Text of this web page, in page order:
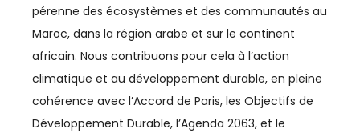
ASSOCIATIONS
AUTOMOBILE
BTP
pérenne des écosystèmes et des communautés au
Maroc, dans la région arabe et sur le continent
africain. Nous contribuons pour cela à l’action
climatique et au développement durable, en pleine
cohérence avec l’Accord de Paris, les Objectifs de
Développement Durable, l’Agenda 2063, et le